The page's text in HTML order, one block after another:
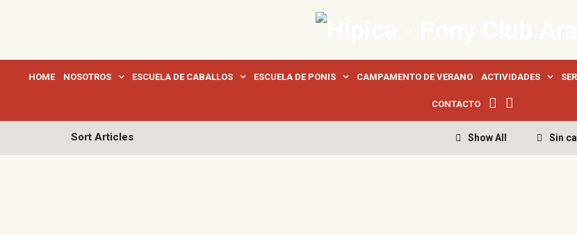
HOME NOSOTROS ESCUELA DE CABALLOS ESCUELA DE PONIS CAMPAMENTO DE VERANO ACTIVIDADES
CONTACTO
E
Sort Articles Show All Sin